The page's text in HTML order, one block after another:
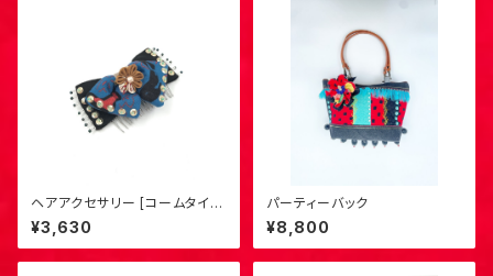
ヘアアクセサリー [コームタイ
プ・中] （青×黒）M-3
¥3,630
パーティーバック
¥8,800